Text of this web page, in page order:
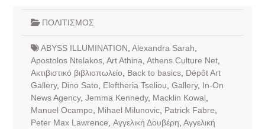
ΠΟΛΙΤΙΣΜΟΣ
ABYSS ILLUMINATION Alexandra Sarah
Apostolos Ntelakos, Art Athina Athens Culture Net,
Aκτιβιστικό βιβλιοπωλείο
Back to basics, Dépôt Art
Gallery, Dino Sato Eleftheria Tseliou Gallery, In-On
News Agency, Jemma Kennedy, Macklin Kowal
Manuel Ocampo
Mihael Milunovic, Patrick Fabre
Peter Max Lawrence Αγγελική Δουβέρη Αγγελική